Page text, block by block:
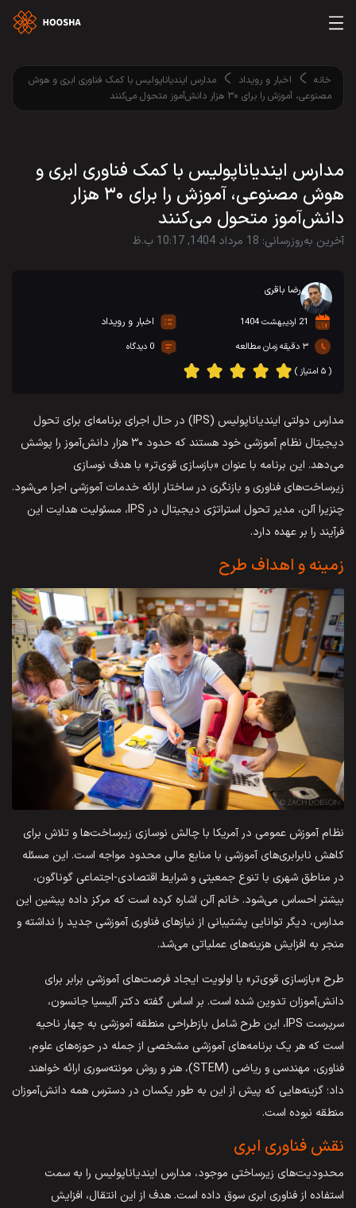
خانه اخبار و رویداد
مدارس ایندیاناپولیس با کمک فناوری ابری و هوش
مصنوعی، آموزش را برای ۳۰ هزار دانش‌آموز متحول می‌کنند
مدارس ایندیاناپولیس با کمک فناوری ابری و
هوش مصنوعی، آموزش را برای ۳۰ هزار
دانش‌آموز متحول می‌کنند
آخرین به‌روزرسانی: 18 مرداد 1404, 10:17 ب.ظ
رضا باقری
21 اردیبهشت 1404 اخبار و رویداد
۳ دقیقه زمان مطالعه
0 دیدگاه
( ۵ امتیاز )
مدارس دولتی ایندیاناپولیس (IPS) در حال اجرای برنامه‌ای برای تحول
دیجیتال نظام آموزشی خود هستند که حدود ۳۰ هزار دانش‌آموز را پوشش
می‌دهد. این برنامه با عنوان «بازسازی قوی‌تر» با هدف نوسازی
زیرساخت‌های فناوری و بازنگری در ساختار ارائه خدمات آموزشی اجرا می‌شود.
چنزیرا آلن، مدیر تحول استراتژی دیجیتال در IPS، مسئولیت هدایت این
فرآیند را بر عهده دارد.
زمینه و اهداف طرح
نظام آموزش عمومی در آمریکا با چالش نوسازی زیرساخت‌ها و تلاش برای
کاهش نابرابری‌های آموزشی با منابع مالی محدود مواجه است. این مسئله
در مناطق شهری با تنوع جمعیتی و شرایط اقتصادی-اجتماعی گوناگون،
بیشتر احساس می‌شود. خانم آلن اشاره کرده است که مرکز داده پیشین این
مدارس، دیگر توانایی پشتیبانی از نیازهای فناوری آموزشی جدید را نداشته و
منجر به افزایش هزینه‌های عملیاتی می‌شد.
طرح «بازسازی قوی‌تر» با اولویت ایجاد فرصت‌های آموزشی برابر برای
دانش‌آموزان تدوین شده است. بر اساس گفته دکتر آلیسیا جانسون،
سرپرست IPS، این طرح شامل بازطراحی منطقه آموزشی به چهار ناحیه
است که هر یک برنامه‌های آموزشی مشخصی از جمله در حوزه‌های علوم،
فناوری، مهندسی و ریاضی (STEM)، هنر و روش مونته‌سوری ارائه خواهند
داد؛ گزینه‌هایی که پیش از این به طور یکسان در دسترس همه دانش‌آموزان
منطقه نبوده است.
نقش فناوری ابری
محدودیت‌های زیرساختی موجود، مدارس ایندیاناپولیس را به سمت
استفاده از فناوری ابری سوق داده است. هدف از این انتقال، افزایش